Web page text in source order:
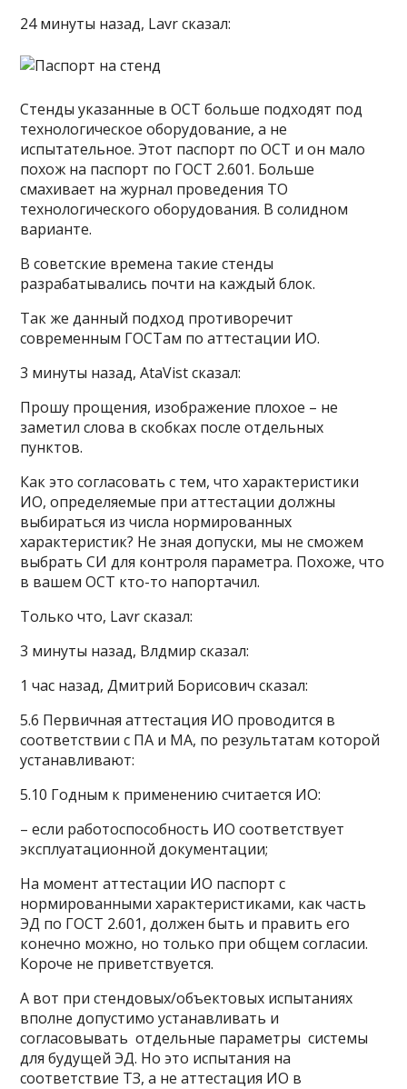
24 минуты назад, Lavr сказал:
Стенды указанные в ОСТ больше подходят под
технологическое оборудование, а не
испытательное. Этот паспорт по ОСТ и он мало
похож на паспорт по ГОСТ 2.601. Больше
смахивает на журнал проведения ТО
технологического оборудования. В солидном
варианте.
В советские времена такие стенды
разрабатывались почти на каждый блок.
Так же данный подход противоречит
современным ГОСТам по аттестации ИО.
3 минуты назад, AtaVist сказал:
Прошу прощения, изображение плохое – не
заметил слова в скобках после отдельных
пунктов.
Как это согласовать с тем, что характеристики
ИО, определяемые при аттестации должны
выбираться из числа нормированных
характеристик? Не зная допуски, мы не сможем
выбрать СИ для контроля параметра. Похоже, что
в вашем ОСТ кто-то напортачил.
Только что, Lavr сказал:
3 минуты назад, Влдмир сказал:
1 час назад, Дмитрий Борисович сказал:
5.6 Первичная аттестация ИО проводится в
соответствии с ПА и МА, по результатам которой
устанавливают:
5.10 Годным к применению считается ИО:
– если работоспособность ИО соответствует
эксплуатационной документации;
На момент аттестации ИО паспорт с
нормированными характеристиками, как часть
ЭД по ГОСТ 2.601, должен быть и править его
конечно можно, но только при общем согласии.
Короче не приветствуется.
А вот при стендовых/объектовых испытаниях
вполне допустимо устанавливать и
согласовывать отдельные параметры системы
для будущей ЭД. Но это испытания на
соответствие ТЗ, а не аттестация ИО в